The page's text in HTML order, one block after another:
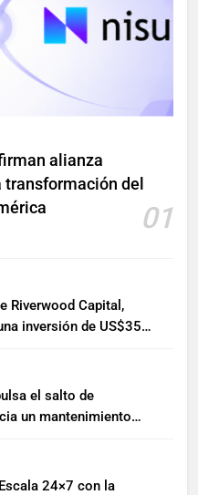
alianza
del
01
Riverwood Capital,
inversión de US$35
el salto de
un mantenimiento
24×7 con la